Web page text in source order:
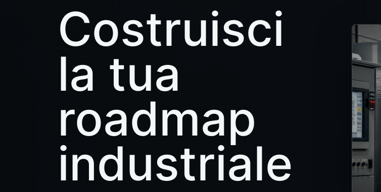
Costruisci
la tua
roadmap
industriale